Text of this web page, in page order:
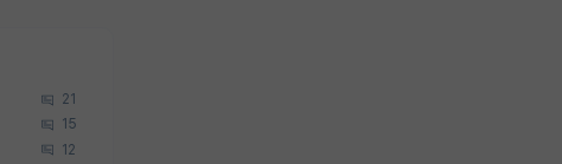
21
15
12